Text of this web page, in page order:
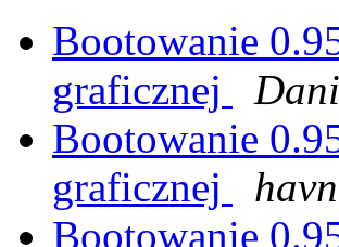
Bootowanie
graficznej
Bootowanie
graficznej
Bootowanie